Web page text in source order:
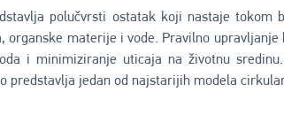
polučvrsti ostatak koji nastaje tokom
organske materije i vode. Pravilno
i minimiziranje uticaja na životnu
predstavlja jedan od najstarijih modela